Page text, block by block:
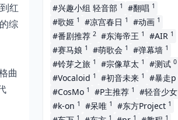
红
综
曲
#兴趣小组 轻音部 1 #翻唱 1
#歌姬 1 #凉宫春日 1 #动画 1
#番剧推荐 2 #东海帝王 1 #AIR 1
#赛马娘 1 #萌歌会 1 #弹幕墙 1
#铃芽之旅 1 #宗像草太 1 #测试 0
#Vocaloid 1 #初音未来 1 #暴走p
#CosMo 1 #P主推荐 1 #轻音少女
#k-on 1 #呆唯 1 #东方Project 1
1 1 1 1